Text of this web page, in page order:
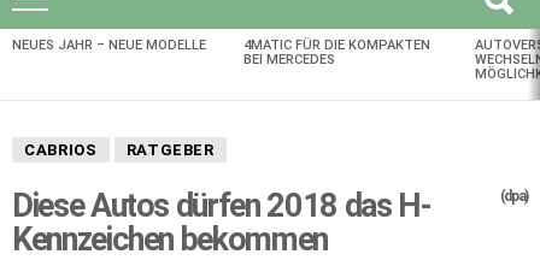
AKTUELLES
NEUES JAHR – NEUE MODELLE
4MATIC FÜR DIE KOMPAKTEN
BEI MERCEDES
CABRIOS RATGEBER
Diese Autos dürfen 2018 das H-
Kennzeichen bekommen
(dpa)